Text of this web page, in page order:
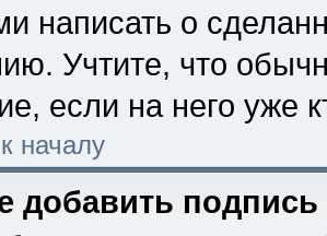
написать о
Учтите, что
если на него уже
началу
добавить